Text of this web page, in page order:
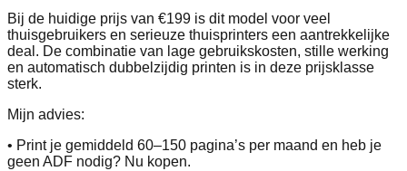
Bij de huidige prijs van €199 is dit model voor veel
thuisgebruikers en serieuze thuisprinters een aantrekkelijke
deal. De combinatie van lage gebruikskosten, stille werking
en automatisch dubbelzijdig printen is in deze prijsklasse
sterk.
Mijn advies:
• Print je gemiddeld 60–150 pagina’s per maand en heb je
geen ADF nodig? Nu kopen.